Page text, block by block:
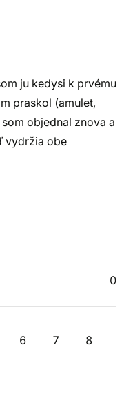
ju kedysi k prvému
praskol (amulet,
objednal znova a
vydržia obe
0
6 7 8